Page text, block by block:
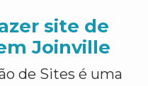
site de
Joinville
de Sites é uma